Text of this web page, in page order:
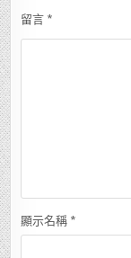
留言 *
顯示名稱 *